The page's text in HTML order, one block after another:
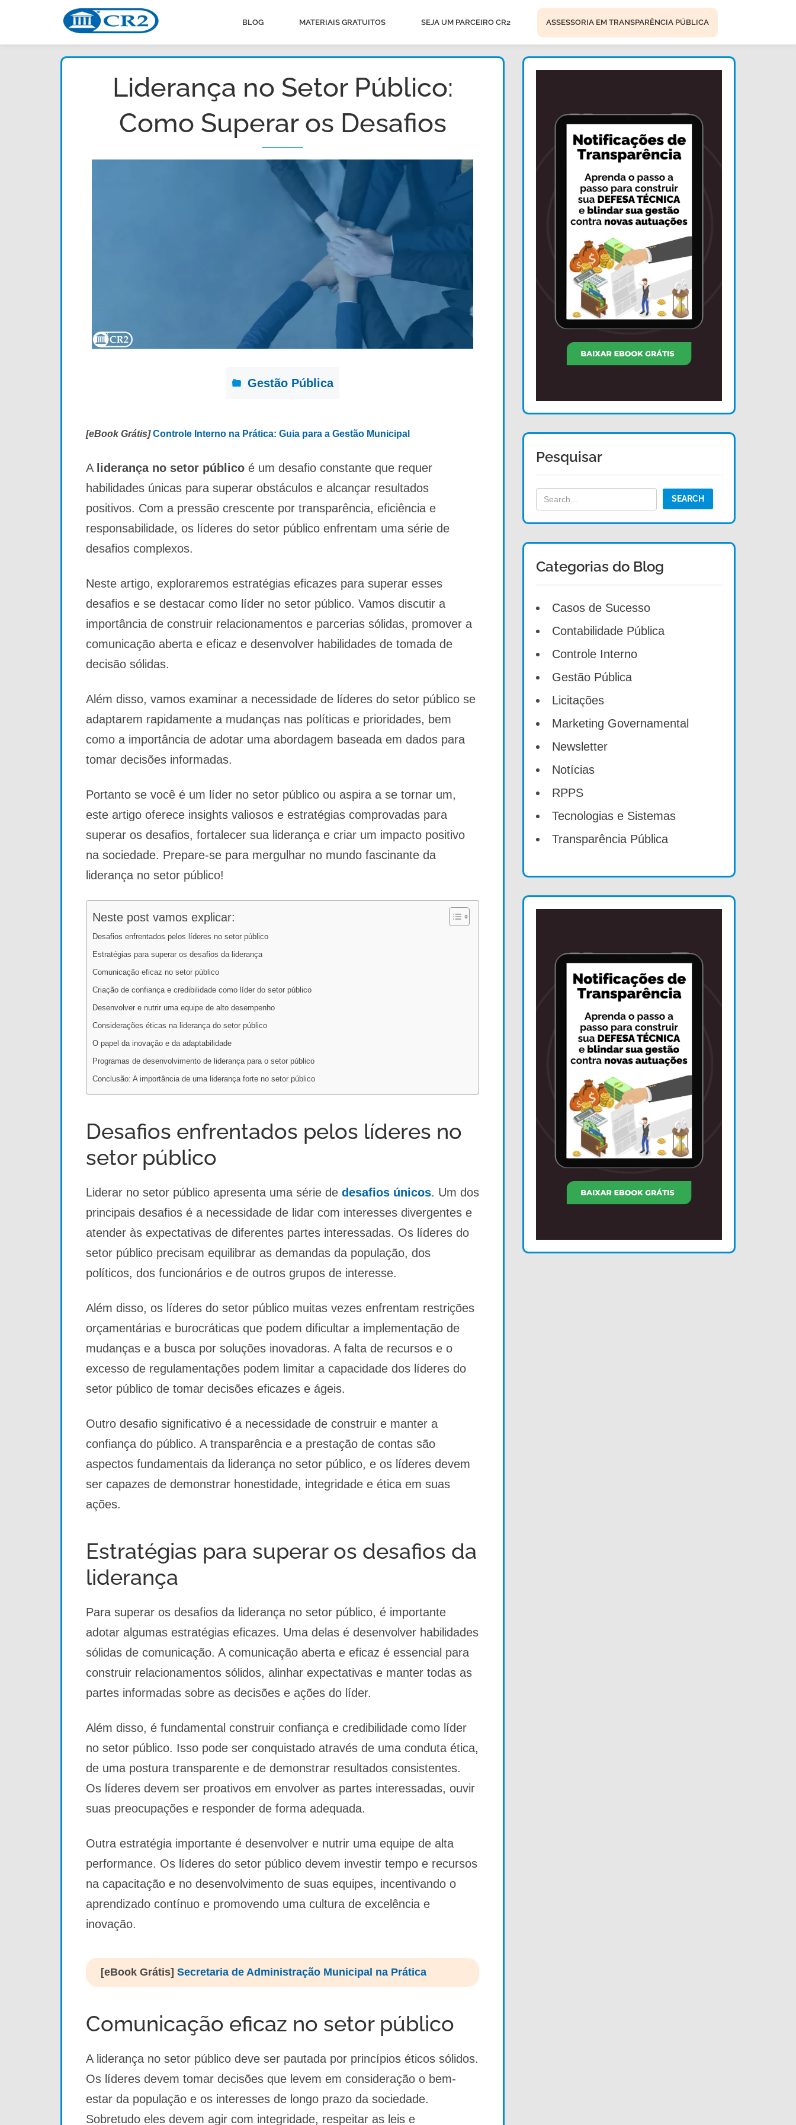
BLOG MATERIAIS GRATUITOS SEJA UM PARCEIRO CR2 ASSESSORIA EM TRANSPARÊNCIA PÚBLICA
Liderança no Setor Público:
Como Superar os Desafios
Gestão Pública
[eBook Grátis]Controle Interno na Prática: Guia para a Gestão Municipal
A liderança no setor público é um desafio constante que requer
habilidades únicas para superar obstáculos e alcançar resultados
positivos. Com a pressão crescente por transparência, eficiência e
responsabilidade, os líderes do setor público enfrentam uma série de
desafios complexos.
Neste artigo, exploraremos estratégias eficazes para superar esses
desafios e se destacar como líder no setor público. Vamos discutir a
importância de construir relacionamentos e parcerias sólidas, promover a
comunicação aberta e eficaz e desenvolver habilidades de tomada de
decisão sólidas.
Além disso, vamos examinar a necessidade de líderes do setor público se
adaptarem rapidamente a mudanças nas políticas e prioridades, bem
como a importância de adotar uma abordagem baseada em dados para
tomar decisões informadas.
Portanto se você é um líder no setor público ou aspira a se tornar um,
este artigo oferece insights valiosos e estratégias comprovadas para
superar os desafios, fortalecer sua liderança e criar um impacto positivo
na sociedade. Prepare-se para mergulhar no mundo fascinante da
liderança no setor público!
Neste post vamos explicar:
Desafios enfrentados pelos líderes no setor público
Estratégias para superar os desafios da liderança
Comunicação eficaz no setor público
Criação de confiança e credibilidade como líder do setor público
Desenvolver e nutrir uma equipe de alto desempenho
Considerações éticas na liderança do setor público
O papel da inovação e da adaptabilidade
Programas de desenvolvimento de liderança para o setor público
Conclusão: A importância de uma liderança forte no setor público
Desafios enfrentados pelos líderes no
setor público
Liderar no setor público apresenta uma série de desafios únicos. Um dos
principais desafios é a necessidade de lidar com interesses divergentes e
atender às expectativas de diferentes partes interessadas. Os líderes do
setor público precisam equilibrar as demandas da população, dos
políticos, dos funcionários e de outros grupos de interesse.
Além disso, os líderes do setor público muitas vezes enfrentam restrições
orçamentárias e burocráticas que podem dificultar a implementação de
mudanças e a busca por soluções inovadoras. A falta de recursos e o
excesso de regulamentações podem limitar a capacidade dos líderes do
setor público de tomar decisões eficazes e ágeis.
Outro desafio significativo é a necessidade de construir e manter a
confiança do público. A transparência e a prestação de contas são
aspectos fundamentais da liderança no setor público, e os líderes devem
ser capazes de demonstrar honestidade, integridade e ética em suas
ações.
Estratégias para superar os desafios da
liderança
Para superar os desafios da liderança no setor público, é importante
adotar algumas estratégias eficazes. Uma delas é desenvolver habilidades
sólidas de comunicação. A comunicação aberta e eficaz é essencial para
construir relacionamentos sólidos, alinhar expectativas e manter todas as
partes informadas sobre as decisões e ações do líder.
Além disso, é fundamental construir confiança e credibilidade como líder
no setor público. Isso pode ser conquistado através de uma conduta ética,
de uma postura transparente e de demonstrar resultados consistentes.
Os líderes devem ser proativos em envolver as partes interessadas, ouvir
suas preocupações e responder de forma adequada.
Outra estratégia importante é desenvolver e nutrir uma equipe de alta
performance. Os líderes do setor público devem investir tempo e recursos
na capacitação e no desenvolvimento de suas equipes, incentivando o
aprendizado contínuo e promovendo uma cultura de excelência e
inovação.
[eBook Grátis] Secretaria de Administração Municipal na Prática
Comunicação eficaz no setor público
A liderança no setor público deve ser pautada por princípios éticos sólidos.
Os líderes devem tomar decisões que levem em consideração o bem-
estar da população e os interesses de longo prazo da sociedade.
Sobretudo eles devem agir com integridade, respeitar as leis e
Pesquisar
Categorias do Blog
Casos de Sucesso
Contabilidade Pública
Controle Interno
Gestão Pública
Licitações
Marketing Governamental
Newsletter
Notícias
RPPS
Tecnologias e Sistemas
Transparência Pública